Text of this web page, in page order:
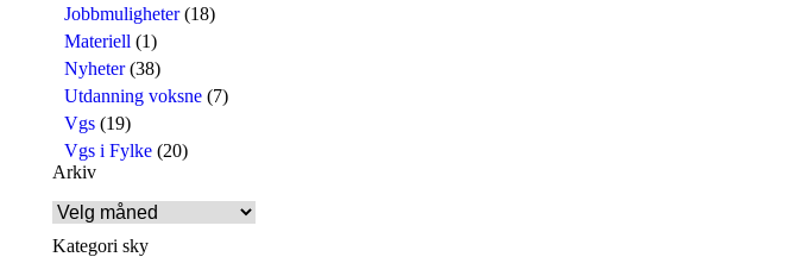
Jobbmuligheter(18)
Materiell (1)
Nyheter(38)
Utdanning voksne (7)
Vgs (19)
Vgs i Fylke (20)
Arkiv
Arkiv
Kategori sky